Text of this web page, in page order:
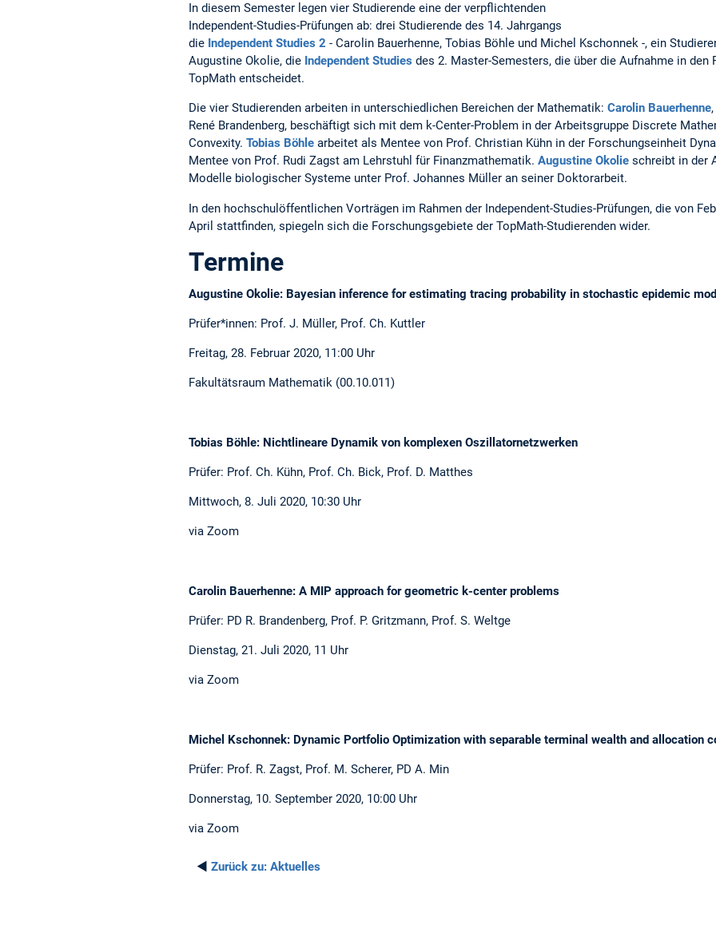
In diesem Semester legen vier Studierende eine der verpflichtenden
Independent-Studies-Prüfungen ab: drei Studierende des 14. Jahrgangs
die Independent Studies 2 - Carolin Bauerhenne, Tobias Böhle und Michel Kschonnek -, ein
Augustine Okolie, die Independent Studies des 2. Master-Semesters, die über die Aufnahme in
TopMath entscheidet.
Die vier Studierenden arbeiten in unterschiedlichen Bereichen der Mathematik: Carolin Bauerhenne
René Brandenberg, beschäftigt sich mit dem k-Center-Problem in der Arbeitsgruppe Discrete
Convexity. Tobias Böhle arbeitet als Mentee von Prof. Christian Kühn in der Forschungseinheit
Mentee von Prof. Rudi Zagst am Lehrstuhl für Finanzmathematik. Augustine Okolie schreibt in der
Modelle biologischer Systeme unter Prof. Johannes Müller an seiner Doktorarbeit.
In den hochschulöffentlichen Vorträgen im Rahmen der Independent-Studies-Prüfungen, die von
April stattfinden, spiegeln sich die Forschungsgebiete der TopMath-Studierenden wider.
Termine
Augustine Okolie: Bayesian inference for estimating tracing probability in stochastic epidemic
Prüfer*innen: Prof. J. Müller, Prof. Ch. Kuttler
Freitag, 28. Februar 2020, 11:00 Uhr
Fakultätsraum Mathematik (00.10.011)
Tobias Böhle: Nichtlineare Dynamik von komplexen Oszillatornetzwerken
Prüfer: Prof. Ch. Kühn, Prof. Ch. Bick, Prof. D. Matthes
Mittwoch, 8. Juli 2020, 10:30 Uhr
via Zoom
Carolin Bauerhenne: A MIP approach for geometric k-center problems
Prüfer: PD R. Brandenberg, Prof. P. Gritzmann, Prof. S. Weltge
Dienstag, 21. Juli 2020, 11 Uhr
via Zoom
Michel Kschonnek: Dynamic Portfolio Optimization with separable terminal wealth and allocation
Prüfer: Prof. R. Zagst, Prof. M. Scherer, PD A. Min
Donnerstag, 10. September 2020, 10:00 Uhr
via Zoom
◄ Zurück zu: Aktuelles